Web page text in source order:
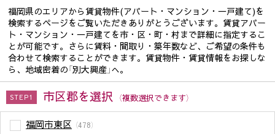
福岡県のエリアから賃貸物件(アパート・マンション・一戸建て)を
検索するページをご覧いただきありがとうございます。賃貸アパー
ト・マンション・一戸建てを市・区・町・村まで詳細に指定するこ
とが可能です。さらに賃料・間取り・築年数など、ご希望の条件も
合わせて検索することができます。賃貸物件・賃貸情報をお探しな
ら、地域密着の「別大興産」へ。
STEP1 市区郡を選択 （複数選択できます）
福岡市東区 （478）